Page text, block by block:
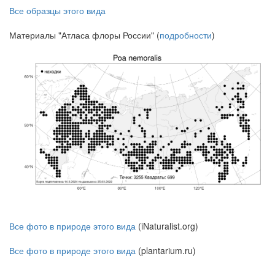
Все образцы этого вида
Материалы "Атласа флоры России" (подробности)
Все фото в природе этого вида (iNaturalist.org)
Все фото в природе этого вида (plantarium.ru)